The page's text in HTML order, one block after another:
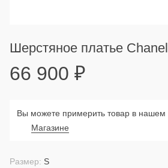
Шерстяное платье Chanel
66 900 ₽
Вы можете примерить товар в нашем
Магазине
Размер: S